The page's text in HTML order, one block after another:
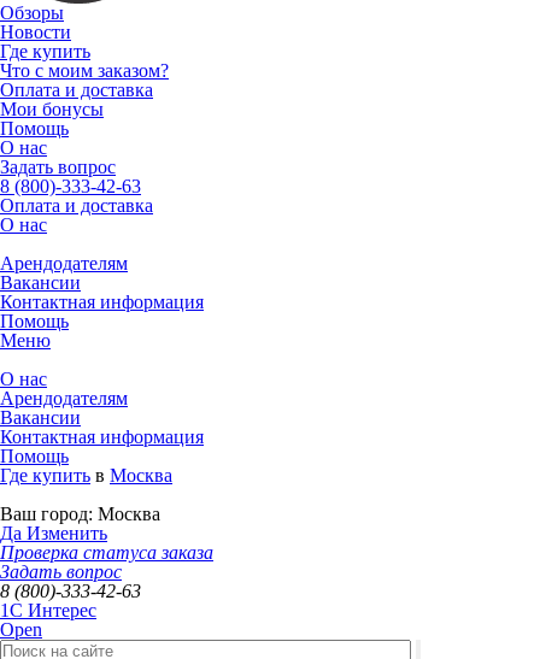
Обзоры
Новости
Где купить
Что с моим заказом?
Оплата и доставка
Мои бонусы
Помощь
О нас
Задать вопрос
8 (800)-333-42-63
Оплата и доставка
О нас
Арендодателям
Вакансии
Контактная информация
Помощь
Меню
О нас
Арендодателям
Вакансии
Контактная информация
Помощь
Где купить в Москва
Ваш город: Москва
Да Изменить
Проверка статуса заказа
Задать вопрос
8 (800)-333-42-63
1C Интерес
Open